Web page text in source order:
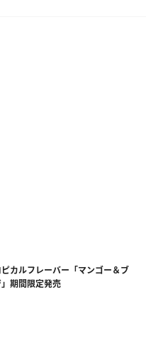
カルフレーバー「マンゴー＆ブ
期間限定発売